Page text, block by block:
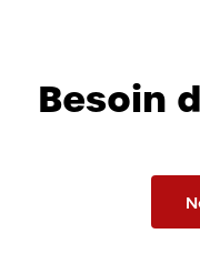
Besoin